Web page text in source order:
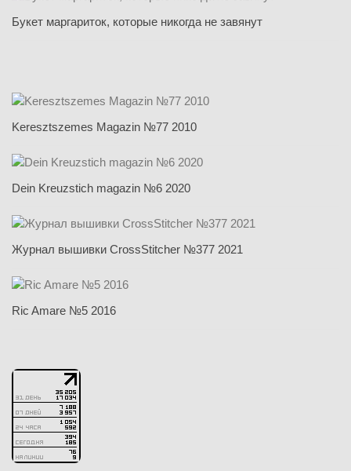
Букет маргариток, которые никогда не завянут
Keresztszemes Magazin №77 2010
Dein Kreuzstich magazin №6 2020
Журнал вышивки CrossStitcher №377 2021
Ric Amare №5 2016